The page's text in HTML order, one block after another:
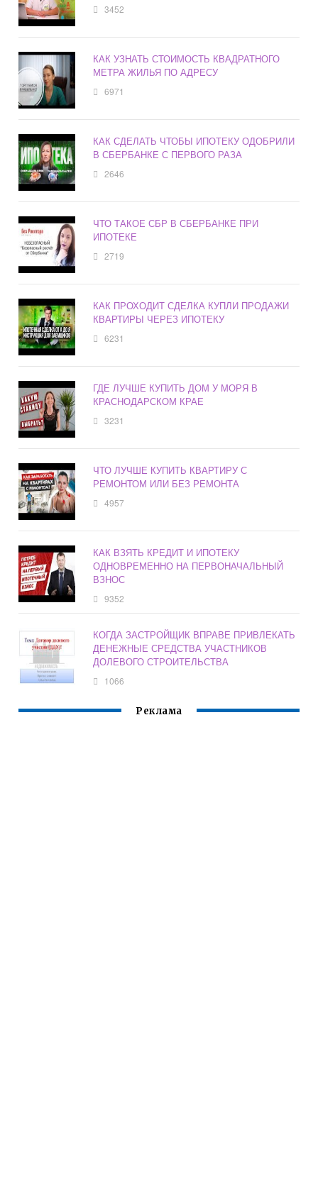
3452
КАК УЗНАТЬ СТОИМОСТЬ КВАДРАТНОГО
МЕТРА ЖИЛЬЯ ПО АДРЕСУ
6971
КАК СДЕЛАТЬ ЧТОБЫ ИПОТЕКУ ОДОБРИЛИ
В СБЕРБАНКЕ С ПЕРВОГО РАЗА
2646
ЧТО ТАКОЕ СБР В СБЕРБАНКЕ ПРИ
ИПОТЕКЕ
2719
КАК ПРОХОДИТ СДЕЛКА КУПЛИ ПРОДАЖИ
КВАРТИРЫ ЧЕРЕЗ ИПОТЕКУ
6231
ГДЕ ЛУЧШЕ КУПИТЬ ДОМ У МОРЯ В
КРАСНОДАРСКОМ КРАЕ
3231
ЧТО ЛУЧШЕ КУПИТЬ КВАРТИРУ С
РЕМОНТОМ ИЛИ БЕЗ РЕМОНТА
4957
КАК ВЗЯТЬ КРЕДИТ И ИПОТЕКУ
ОДНОВРЕМЕННО НА ПЕРВОНАЧАЛЬНЫЙ
ВЗНОС
9352
КОГДА ЗАСТРОЙЩИК ВПРАВЕ ПРИВЛЕКАТЬ
ДЕНЕЖНЫЕ СРЕДСТВА УЧАСТНИКОВ
ДОЛЕВОГО СТРОИТЕЛЬСТВА
1066
Реклама